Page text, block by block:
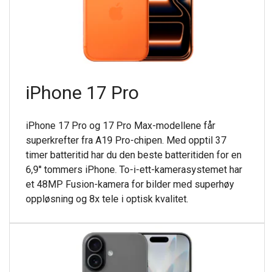
iPhone 17 Pro
iPhone 17 Pro og 17 Pro Max-modellene får
superkrefter fra A19 Pro-chipen. Med opptil 37
timer batteritid har du den beste batteritiden for en
6,9'' tommers iPhone. To-i-ett-kamerasystemet har
et 48MP Fusion-kamera for bilder med superhøy
oppløsning og 8x tele i optisk kvalitet.